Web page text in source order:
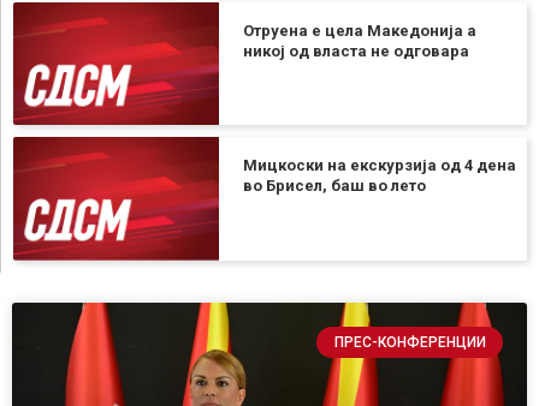
Отруена е цела Македонија а
никој од власта не одговара
Мицкоски на екскурзија од 4 дена
во Брисел, баш во лето
ПРЕС-КОНФЕРЕНЦИИ